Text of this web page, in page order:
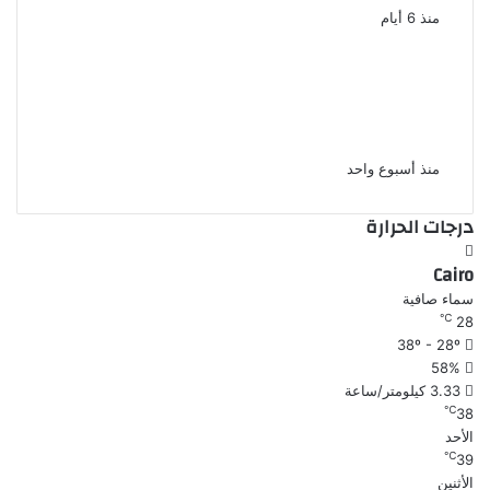
منذ 6 أيام
منذ أسبوع واحد
درجات الحرارة
Cairo
سماء صافية
28
℃
58%
3.33 كيلومتر/ساعة
38
℃
الأحد
39
℃
الأثنين